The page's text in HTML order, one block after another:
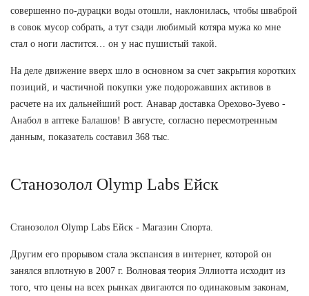
совершенно по-дурацки воды отошли, наклонилась, чтобы шваброй
в совок мусор собрать, а тут сзади любимый котяра мужа ко мне
стал о ноги ластится… он у нас пушистый такой.
На деле движение вверх шло в основном за счет закрытия коротких
позиций, и частичной покупки уже подорожавших активов в
расчете на их дальнейший рост. Анавар доставка Орехово-Зуево -
Анабол в аптеке Балашов! В августе, согласно пересмотренным
данным, показатель составил 368 тыс.
Станозолол Olymp Labs Ейск
Станозолол Olymp Labs Ейск - Магазин Спорта.
Другим его прорывом стала экспансия в интернет, которой он
занялся вплотную в 2007 г. Волновая теория Эллиотта исходит из
того, что цены на всех рынках двигаются по одинаковым законам,